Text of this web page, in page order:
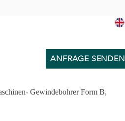
ANFRAGE SENDEN
Filiere per Diametro x Passo >>
Gewindebohrer Form B,